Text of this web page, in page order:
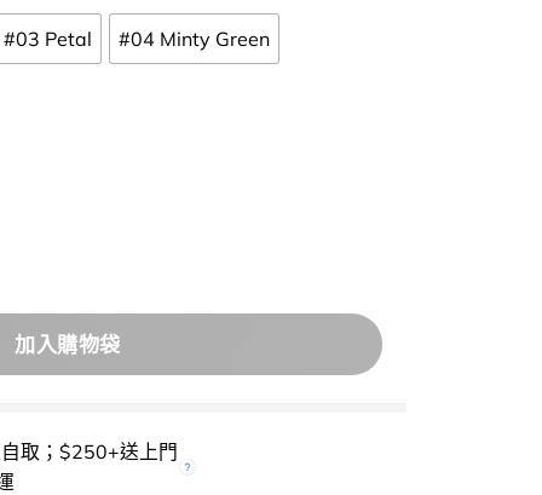
#03 Petal #04 Minty Green
Concealer 輕盈貼膚自然遮瑕提亮液 – 5色選擇 數量
加入購物袋
取；$250+送上門